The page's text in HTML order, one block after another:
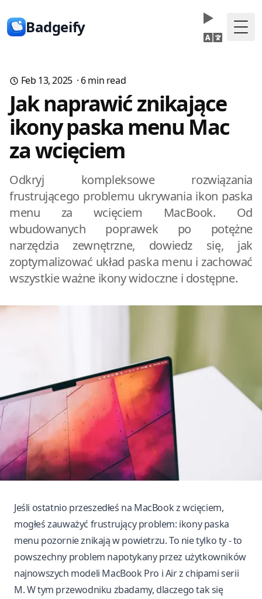
Badgeify
Feb 13, 2025· 6min read
Jak naprawić znikające
ikony paska menu Mac
za wcięciem
Odkryj kompleksowe rozwiązania
frustrującego problemu ukrywania ikon paska
menu za wcięciem MacBook. Od
wbudowanych poprawek po potężne
narzędzia zewnętrzne, dowiedz się, jak
zoptymalizować układ paska menu i zachować
wszystkie ważne ikony widoczne i dostępne.
Jeśli ostatnio przeszedłeś na MacBook z wcięciem,
mogłeś zauważyć frustrujący problem: ikony paska
menu pozornie znikają w powietrzu. To nie tylko ty - to
powszechny problem napotykany przez użytkowników
najnowszych modeli MacBook Pro i Air z chipami serii
M. W tym przewodniku zbadamy, dlaczego tak się